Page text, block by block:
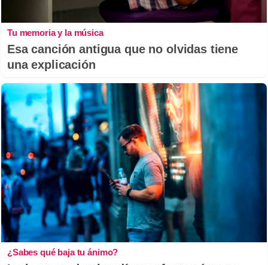
Tu memoria y la música
Esa canción antigua que no olvidas tiene
una explicación
¿Sabes qué baja tu ánimo?